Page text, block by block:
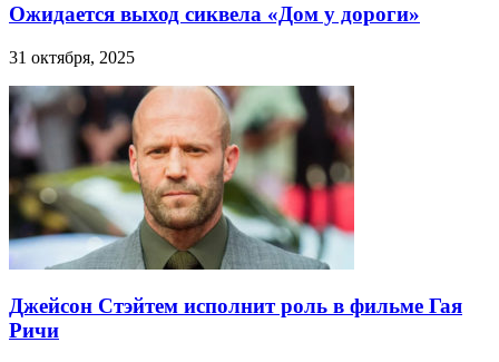
Ожидается выход сиквела «Дом у дороги»
31 октября, 2025
Джейсон Стэйтем исполнит роль в фильме Гая
Ричи